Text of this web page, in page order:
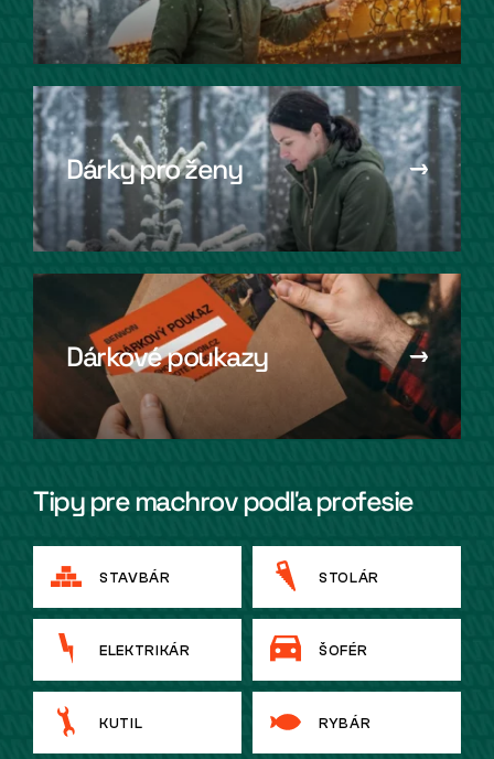
Dárky pro ženy
Dárkové poukazy
Tipy pre machrov podľa profesie
STAVBÁR STOLÁR
ELEKTRIKÁR ŠOFÉR
KUTIL RYBÁR